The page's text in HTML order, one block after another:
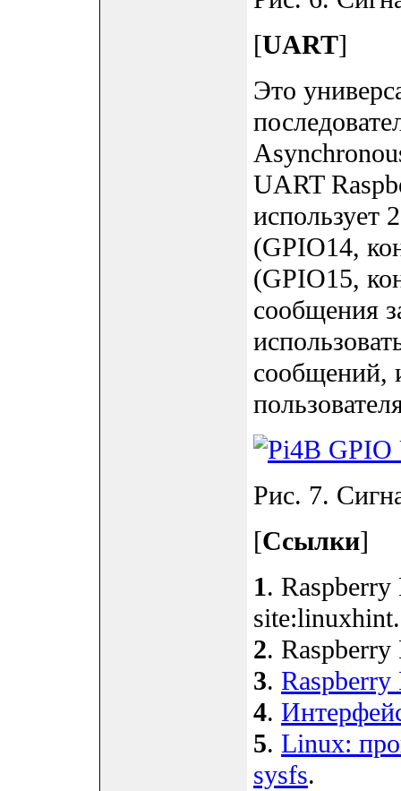
[UART]
Это
UART
использует
(GPIO14,
(GPIO15,
сообщения
сообщений,
Рис. 7.
[Ссылки]
1.
2.
3. Raspberry
4.
5. Linux:
sysfs.